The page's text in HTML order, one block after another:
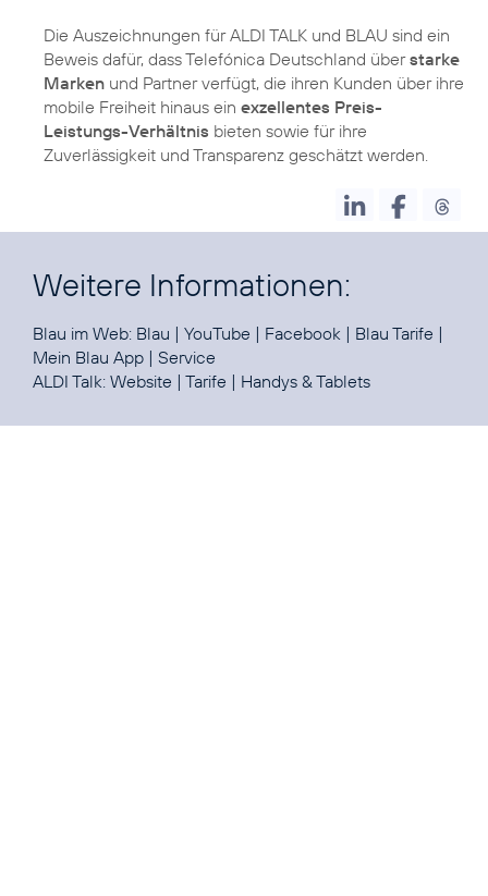
Die Auszeichnungen für ALDI TALK und BLAU sind ein
Beweis dafür, dass Telefónica Deutschland überstarke
Marken und Partner verfügt, die ihren Kunden über ihre
mobile Freiheit hinaus ein exzellentes Preis-
Leistungs-Verhältnis bieten sowie für ihre
Zuverlässigkeit und Transparenz geschätzt werden.
Weitere Informationen:
Blau im Web: Blau | YouTube | Facebook | Blau Tarife |
Mein Blau App | Service
ALDI Talk: Website | Tarife | Handys & Tablets